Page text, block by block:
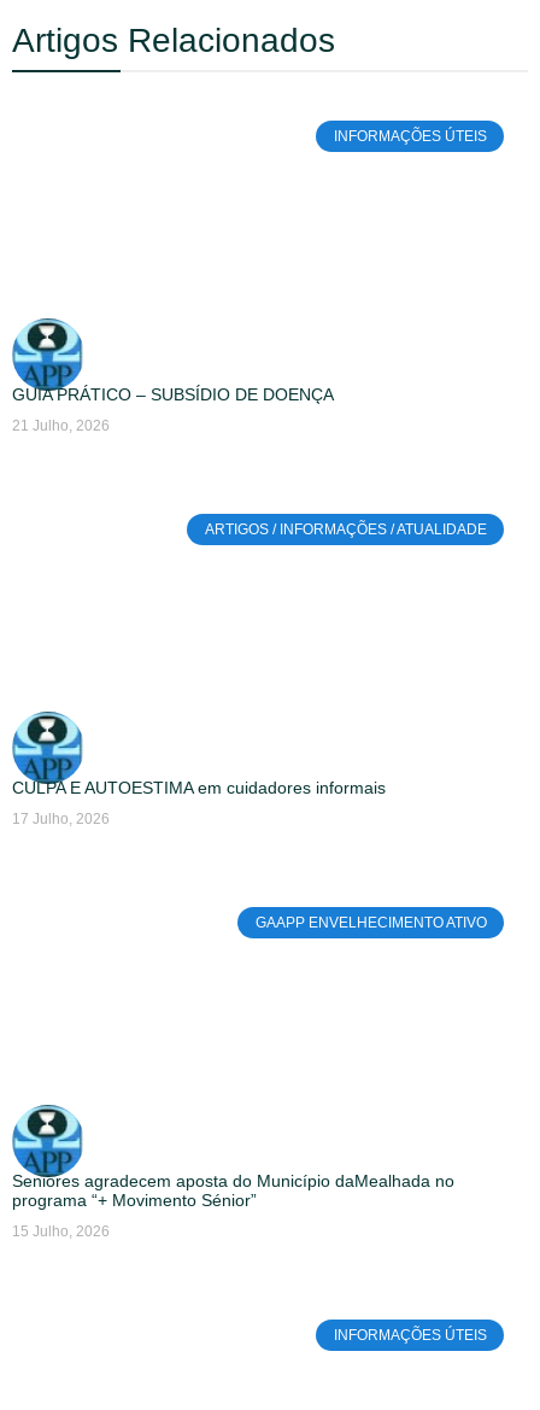
Artigos Relacionados
INFORMAÇÕES ÚTEIS
GUIA PRÁTICO – SUBSÍDIO DE DOENÇA
21 Julho, 2026
ARTIGOS / INFORMAÇÕES / ATUALIDADE
CULPA E AUTOESTIMA em cuidadores informais
17 Julho, 2026
GAAPP ENVELHECIMENTO ATIVO
Seniores agradecem aposta do Município daMealhada no
programa “+ Movimento Sénior”
15 Julho, 2026
INFORMAÇÕES ÚTEIS